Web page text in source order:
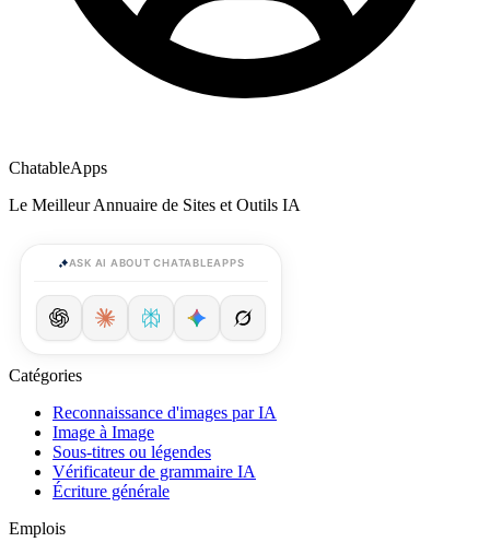
ChatableApps
Le Meilleur Annuaire de Sites et Outils IA
ASK AI ABOUT CHATABLEAPPS
Catégories
Reconnaissance d'images par IA
Image à Image
Sous-titres ou légendes
Vérificateur de grammaire IA
Écriture générale
Emplois